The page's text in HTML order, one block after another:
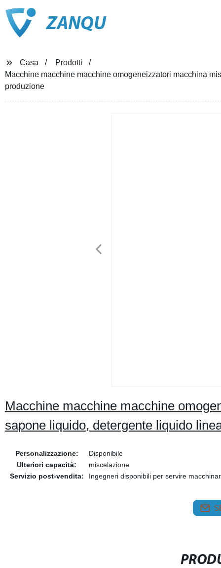
ZANQU
Casa
Prodotti
Macchine macchine macchine omogeneizzatori macchina
produzione
Macchine macchine macchine
sapone liquido, detergente liquido
Personalizzazione:
Disponibile
Ulteriori capacità:
miscelazione
Servizio post-vendita:
Ingegneri disponibili per servire